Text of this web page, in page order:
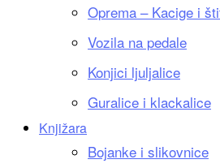
Oprema – Kacige i
Vozila na pedale
Konjici ljuljalice
Guralice i klackalice
Knjižara
Bojanke i slikovnice